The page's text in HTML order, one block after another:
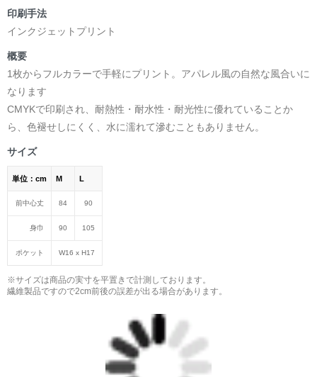
印刷手法
インクジェットプリント
概要
1枚からフルカラーで手軽にプリント。アパレル風の自然な風合いに
なります
CMYKで印刷され、耐熱性・耐水性・耐光性に優れていることか
ら、色褪せしにくく、水に濡れて滲むこともありません。
サイズ
単位：cm M L
前中心丈 84 90
身巾 90 105
ポケット W16 х H17
※サイズは商品の実寸を平置きで計測しております。
繊維製品ですので2cm前後の誤差が出る場合があります。